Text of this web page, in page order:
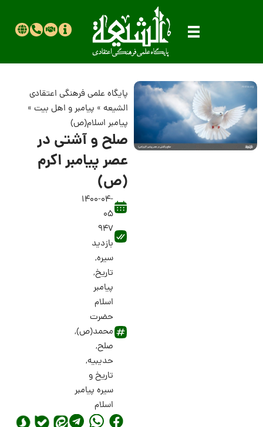
پایگاه علمی فرهنگی اعتقادی
الشیعه» پیامبر و اهل بیت»
پیامبر اسلام(ص)
صلح و آشتى در
عصر پیامبر اکرم
(ص)
1400-04-
05
947
بازدید
سیره,
تاریخ,
پیامبر
اسلام
حضرت
محمد(ص),
صلح,
حدیبیه,
تاریخ و
سیره پیامبر
اسلام